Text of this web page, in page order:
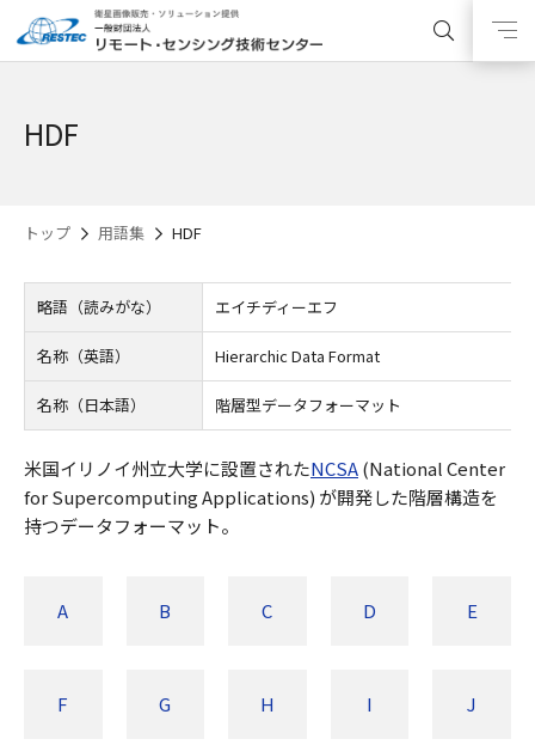
HDF
トップ 用語集 HDF
略語（読みがな） エイチディーエフ
名称（英語） Hierarchic Data Format
名称（日本語） 階層型データフォーマット
米国イリノイ州立大学に設置されたNCSA(National Center
for Supercomputing Applications) が開発した階層構造を
持つデータフォーマット。
A B C D E
F G H I J